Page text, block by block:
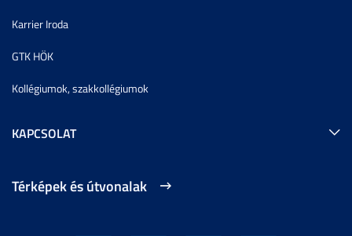
Karrier Iroda
GTK HÖK
Kollégiumok, szakkollégiumok
KAPCSOLAT
Térképek és útvonalak